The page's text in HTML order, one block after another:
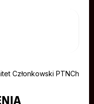
Członkowski PTNCh